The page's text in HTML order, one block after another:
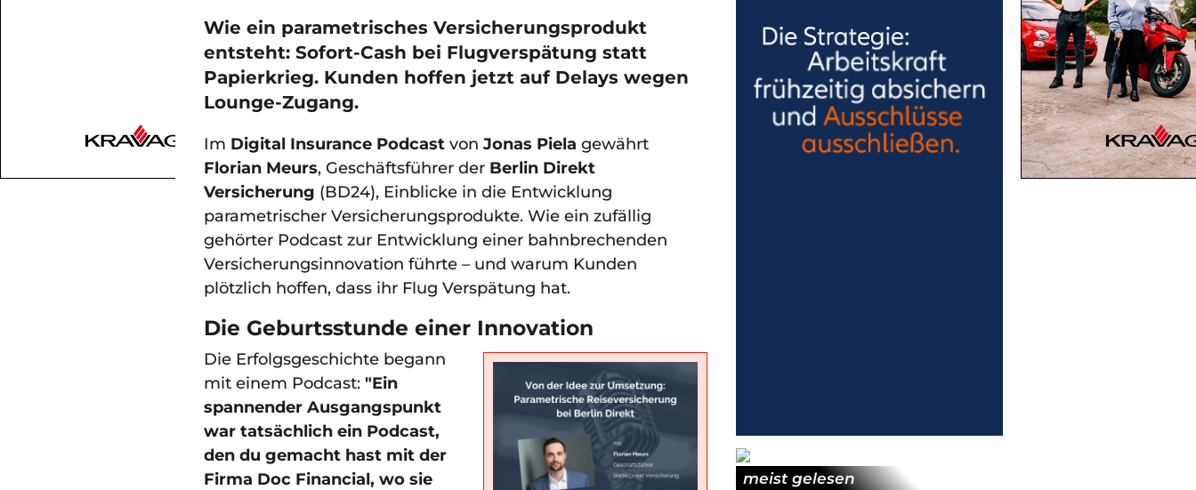
Wie ein parametrisches Versicherungsprodukt
entsteht: Sofort-Cash bei Flugverspätung statt
Papierkrieg. Kunden hoffen jetzt auf Delays wegen
Lounge-Zugang.
Im Digital Insurance Podcastvon Jonas Piela gewährt
Florian Meurs, Geschäftsführer der Berlin Direkt
Versicherung (BD24), Einblicke in die Entwicklung
parametrischer Versicherungsprodukte. Wie ein zufällig
gehörter Podcast zur Entwicklung einer bahnbrechenden
Versicherungsinnovation führte – und warum Kunden
plötzlich hoffen, dass ihr Flug Verspätung hat.
Die Geburtsstunde einer Innovation
Die Erfolgsgeschichte begann
mit einem Podcast: "Ein
spannender Ausgangspunkt
war tatsächlich ein Podcast,
den du gemacht hast mit der
Firma Doc Financial, wo sie
meist gelesen